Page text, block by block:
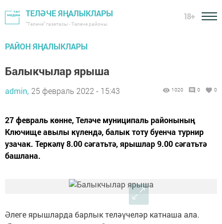
ТЕЛӘЧЕ ЯҢАЛЫКЛАРЫ
"Теләче" газетасы - Теләче районы
18+
РАЙОН ЯҢАЛЫКЛАРЫ
Балыкчылар ярыша
admin, 25 февраль 2022 - 15:43 1020 0 0
27 февраль көнне, Теләче муниципаль районының
Ключище авылы күлендә, балык тоту буенча турнир
узачак. Теркәлү 8.00 сәгатьтә, ярышлар 9.00 сәгатьтә
башлана.
Әлеге ярышларда барлык теләүчеләр катнаша ала.